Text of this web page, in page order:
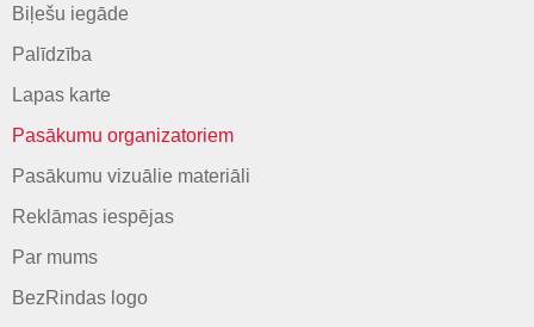
Biļešu iegāde
Palīdzība
Lapas karte
Pasākumu organizatoriem
Pasākumu vizuālie materiāli
Reklāmas iespējas
Par mums
BezRindas logo